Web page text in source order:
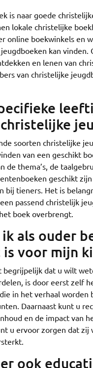
is naar goede
lokale christelijke
online boekwinkels en
kan
en lenen van
van christelijke
soorten christelijke
van een geschikt
de thema’s, de
geschikt
bij tieners. Het is
passend christelijk
boek overbrengt.
ik als ouder
voor mijn
begrijpelijk dat u wilt
is door eerst zelf
in het verhaal
Daarnaast kunt u
en de impact van
u ervoor zorgen dat
ook